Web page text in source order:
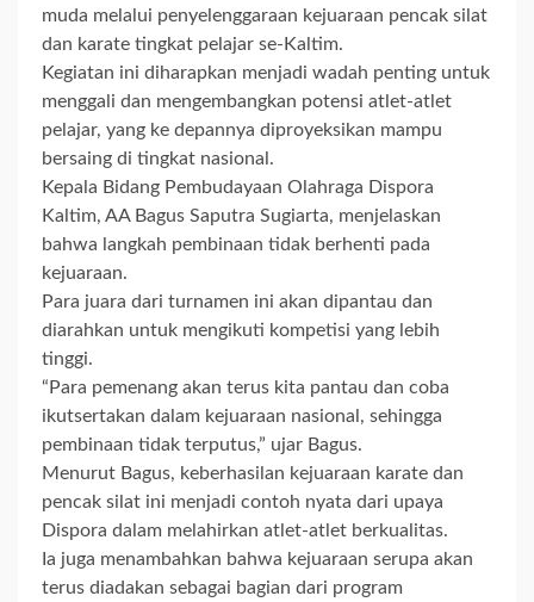
muda melalui penyelenggaraan kejuaraan pencak silat
dan karate tingkat pelajar se-Kaltim.
Kegiatan ini diharapkan menjadi wadah penting untuk
menggali dan mengembangkan potensi atlet-atlet
pelajar, yang ke depannya diproyeksikan mampu
bersaing di tingkat nasional.
Kepala Bidang Pembudayaan Olahraga Dispora
Kaltim, AA Bagus Saputra Sugiarta, menjelaskan
bahwa langkah pembinaan tidak berhenti pada
kejuaraan.
Para juara dari turnamen ini akan dipantau dan
diarahkan untuk mengikuti kompetisi yang lebih
tinggi.
“Para pemenang akan terus kita pantau dan coba
ikutsertakan dalam kejuaraan nasional, sehingga
pembinaan tidak terputus,” ujar Bagus.
Menurut Bagus, keberhasilan kejuaraan karate dan
pencak silat ini menjadi contoh nyata dari upaya
Dispora dalam melahirkan atlet-atlet berkualitas.
Ia juga menambahkan bahwa kejuaraan serupa akan
terus diadakan sebagai bagian dari program